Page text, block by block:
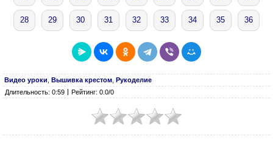
28 29 30 31 32 33 34 35 36
Видео уроки Вышивка крестом Рукоделие
Длительность: 0:59
Рейтинг: 0.0/0